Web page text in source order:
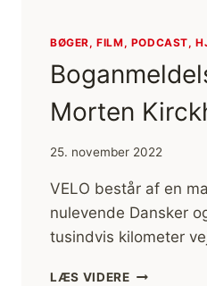
BØGER, FILM, PODCAST,
Morten
25. november 2022
VELO består af en
nulevende Dansker
tusindvis kilometer
LÆS VIDERE